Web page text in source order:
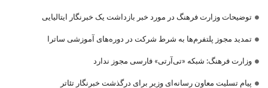
توضیحات وزارت فرهنگ در مورد خبر بازداشت یک خبرنگار ایتالیایی
تمدید مجوز پلتفرم‌ها به شرط شرکت در دوره‌های آموزشی ساترا
وزارت فرهنگ: شبکه «تی‌آرتی» فارسی مجوز ندارد
پیام تسلیت معاون رسانه‌ای وزیر برای درگذشت خبرنگار تئاتر